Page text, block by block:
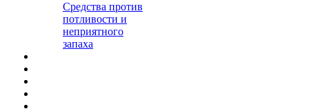
Средства против
потливости и
неприятного
запаха